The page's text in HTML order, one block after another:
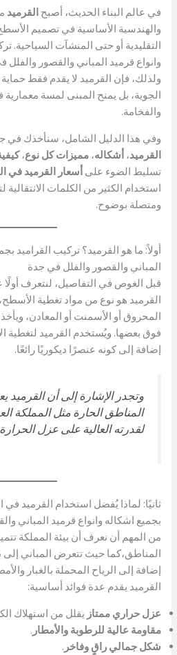
في عالم البناء الحديث، أصبحالقرميد
والهندسية الأساسية في تصميم
التقليدية أو حتى المنشآت السياحية.
وانواع قرميد المباني والقصور والفلل
ولذلك، فإن القرميد لا يقدم فقط
الجوية، بل يمنح المبنى لمسة معمارية
والفخامة.
وفي هذا الدليل الشامل، سنأخذك في
القرميد،أشكاله،مميزات كل نوع،
تسليط الضوء علىأسعار القرميد في
استخدام الكثير من الكلمات
ومتصلة بوضوح.
أولاً: ما هو القرميد؟ تركيب القراميد
المباني والقصور والفلل في جدة
قبل الغوص في التفاصيل، لنتعرف أولًا
القرميد هو نوع من مواد تغطية
المحروق أو الأسمنت أو المعادن،
فوق بعضها. ويُستخدم القرميد لتغطية
إضافة إلى كونه عنصرًا ديكوريًا رائعًا.
وتجدر الإشارة إلى أن القرميد
المناطق الحارة مثل المملكة
لقدرته العالية على عزل
ثانيًا: لماذا يُفضل استخدام القرميد في
بجميع اشكاله وانواع قرميد المباني
من المهم أن نعرف أن بيئة المملكة
المناطق،كما حيث تتعرض المباني إلى
إضافة إلى الرياح المحملة بالغبار
القرميد يقدم عدة فوائد أساسية:
عزل حراري ممتاز يقلل من استهلاك
مقاومة عالية للرطوبة والأمطار .
شكل جمالي راقٍ وفاخر .